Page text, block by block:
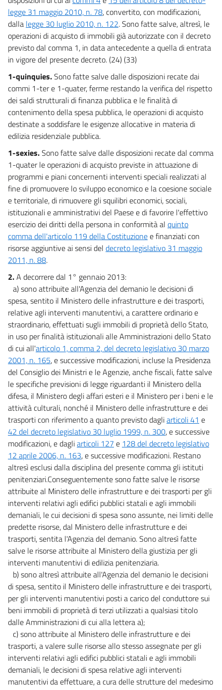
legge 31 maggio 2010, n. 78, convertito, con modificazioni,
dalla legge 30 luglio 2010, n. 122. Sono fatte salve, altresì, le
operazioni di acquisto di immobili già autorizzate con il decreto
previsto dal comma 1, in data antecedente a quella di entrata
in vigore del presente decreto. (24) (33)
1-quinquies.Sono fatte salve dalle disposizioni recate dai
commi 1-ter e 1-quater, ferme restando la verifica del rispetto
dei saldi strutturali di finanza pubblica e le finalità di
contenimento della spesa pubblica, le operazioni di acquisto
destinate a soddisfare le esigenze allocative in materia di
edilizia residenziale pubblica.
1-sexies.Sono fatte salve dalle disposizioni recate dal comma
1-quater le operazioni di acquisto previste in attuazione di
programmi e piani concernenti interventi speciali realizzati al
fine di promuovere lo sviluppo economico e la coesione sociale
e territoriale, di rimuovere gli squilibri economici, sociali,
istituzionali e amministrativi del Paese e di favorire l'effettivo
esercizio dei diritti della persona in conformità al quinto
comma dell'articolo 119 della Costituzionee finanziati con
risorse aggiuntive ai sensi del decreto legislativo 31 maggio
2011, n. 88.
2.A decorrere dal 1° gennaio 2013:
a) sono attribuite all'Agenzia del demanio le decisioni di
spesa, sentito il Ministero delle infrastrutture e dei trasporti,
relative agli interventi manutentivi, a carattere ordinario e
straordinario, effettuati sugli immobili di proprietà dello Stato,
in uso per finalità istituzionali alle Amministrazioni dello Stato
di cui all'articolo 1, comma 2, del decreto legislativo 30 marzo
2001, n. 165, e successive modificazioni, incluse la Presidenza
del Consiglio dei Ministri e le Agenzie, anche fiscali, fatte salve
le specifiche previsioni di legge riguardanti il Ministero della
difesa, il Ministero degli affari esteri e il Ministero per i beni e le
attività culturali, nonché il Ministero delle infrastrutture e dei
trasporti con riferimento a quanto previsto dagliarticoli 41 e
42 del decreto legislativo 30 luglio 1999, n. 300, e successive
modificazioni, e dagliarticoli 127 e 128 del decreto legislativo
12 aprile 2006, n. 163, e successive modificazioni. Restano
altresì esclusi dalla disciplina del presente comma gli istituti
penitenziari.Conseguentemente sono fatte salve le risorse
attribuite al Ministero delle infrastrutture e dei trasporti per gli
interventi relativi agli edifici pubblici statali e agli immobili
demaniali, le cui decisioni di spesa sono assunte, nei limiti delle
predette risorse, dal Ministero delle infrastrutture e dei
trasporti, sentita l'Agenzia del demanio. Sono altresì fatte
salve le risorse attribuite al Ministero della giustizia per gli
interventi manutentivi di edilizia penitenziaria.
b) sono altresì attribuite all'Agenzia del demanio le decisioni
di spesa, sentito il Ministero delle infrastrutture e dei trasporti,
per gli interventi manutentivi posti a carico del conduttore sui
beni immobili di proprietà di terzi utilizzati a qualsiasi titolo
dalle Amministrazioni di cui alla lettera a);
c) sono attribuite al Ministero delle infrastrutture e dei
trasporti, a valere sulle risorse allo stesso assegnate per gli
interventi relativi agli edifici pubblici statali e agli immobili
demaniali, le decisioni di spesa relative agli interventi
manutentivi da effettuare, a cura delle strutture del medesimo